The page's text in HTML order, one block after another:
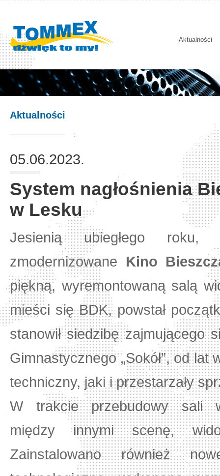
Aktualności
Aktualności
05.06.2023.
System nagłośnienia
w Lesku
Jesienią ubiegłego roku,
zmodernizowane Kino
piękną, wyremontowaną salą
mieści się BDK, powstał
stanowił siedzibę zajmującego
Gimnastycznego „Sokół”, od
techniczny, jaki i przestarzały
W trakcie przebudowy sali
między innymi scenę,
Zainstalowano również